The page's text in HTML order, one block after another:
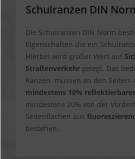
Schulranzen DIN
Die Schulranzen DIN Norm
Eigenschaften die ein
Hierbei wird großer Wert auf
Straßenverkehr gelegt. Das
Ranzen müssen an den Seiten-
mindestens 10%
mindestens 20% von der
Seitenflächen aus
bestehen .